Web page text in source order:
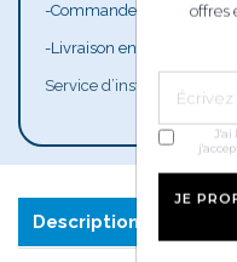
-Commandez avant midi
-Livraison en 24 à 48h
Service d’installation
Description
offres
J'ai
JE